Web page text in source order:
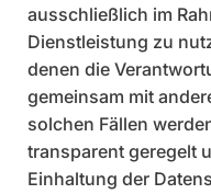
ausschließlich im
Dienstleistung zu
denen die
gemeinsam mit
solchen Fällen
transparent geregelt
Einhaltung der